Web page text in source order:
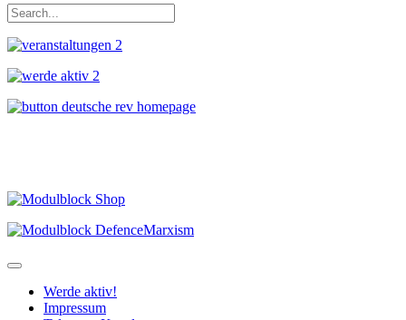
Werde aktiv!
Impressum